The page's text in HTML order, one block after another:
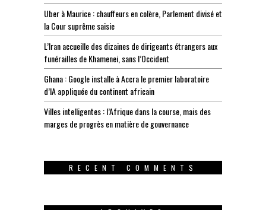
Uber à Maurice : chauffeurs en colère, Parlement divisé et
la Cour suprême saisie
L’Iran accueille des dizaines de dirigeants étrangers aux
funérailles de Khamenei, sans l’Occident
Ghana : Google installe à Accra le premier laboratoire
d’IA appliquée du continent africain
Villes intelligentes : l’Afrique dans la course, mais des
marges de progrès en matière de gouvernance
RECENT COMMENTS